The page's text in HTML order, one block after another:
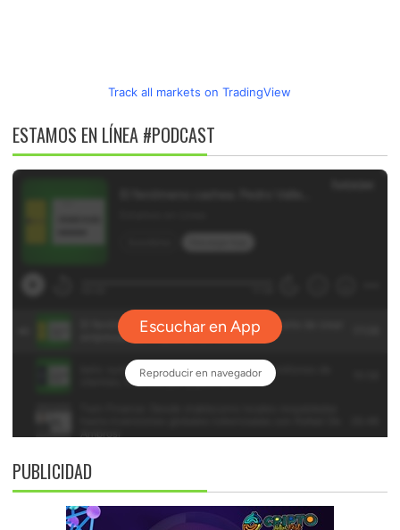
Track all markets on TradingView
ESTAMOS EN LÍNEA #PODCAST
PUBLICIDAD